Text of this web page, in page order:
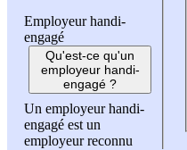
Employeur handi-
engagé
Qu'est-ce qu'un
employeur handi-
engagé ?
Un employeur handi-
engagé est un
employeur reconnu